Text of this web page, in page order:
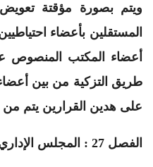
ويتم بصورة مؤقتة
المستقلين بأعضاء
أعضاء المكتب المنصوص
طريق التزكية من بين
على هدين القرارين يتم
الفصل 27 : المجلس الإداري ، الإجتماعات